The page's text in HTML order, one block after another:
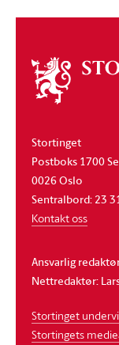
Om
stortinget
Stortinget
Postboks 1700
0026 Oslo
Sentralbord: 23
Kontakt oss
Ansvarlig
Nettredaktør:
Stortinget
Stortingets